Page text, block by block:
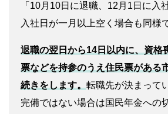
「10月10日に退職、12月1日に入
入社日が一月以上空く場合も同様
退職の翌日から14日以内に、資格
票などを持参のうえ住民票がある
続きをします。 転職先が決まって
完備ではない場合は国民年金への